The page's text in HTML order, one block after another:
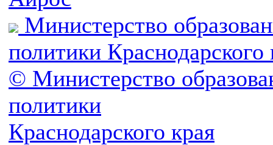
Министерство
политики Краснодарского
© Министерство
политики
Краснодарского края